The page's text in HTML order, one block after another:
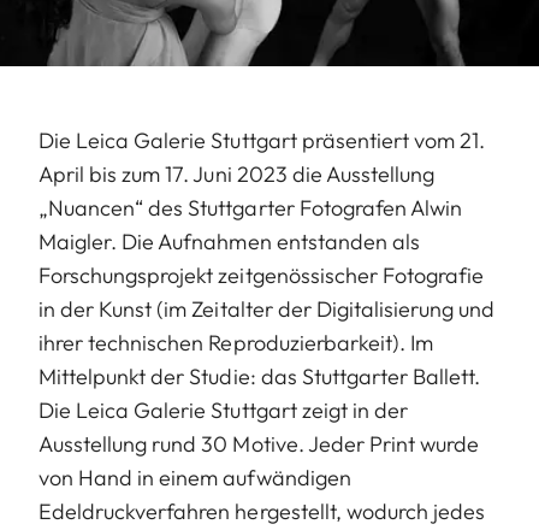
Die Leica Galerie Stuttgart präsentiert vom 21.
April bis zum 17. Juni 2023 die Ausstellung
„Nuancen“ des Stuttgarter Fotografen Alwin
Maigler. Die Aufnahmen entstanden als
Forschungsprojekt zeitgenössischer Fotografie
in der Kunst (im Zeitalter der Digitalisierung und
ihrer technischen Reproduzierbarkeit). Im
Mittelpunkt der Studie: das Stuttgarter Ballett.
Die Leica Galerie Stuttgart zeigt in der
Ausstellung rund 30 Motive. Jeder Print wurde
von Hand in einem aufwändigen
Edeldruckverfahren hergestellt, wodurch jedes